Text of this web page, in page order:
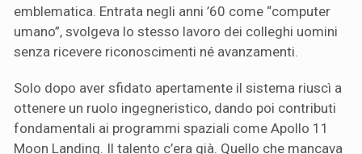
emblematica. Entrata negli anni ’60 come “computer
umano”, svolgeva lo stesso lavoro dei colleghi uomini
senza ricevere riconoscimenti né avanzamenti.
Solo dopo aver sfidato apertamente il sistema riuscì a
ottenere un ruolo ingegneristico, dando poi contributi
fondamentali ai programmi spaziali come Apollo 11
Moon Landing. Il talento c’era già. Quello che mancava